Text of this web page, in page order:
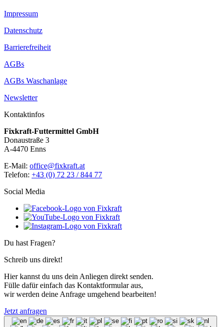
Impressum
Datenschutz
Barrierefreiheit
AGBs
AGBs Waschanlage
Newsletter
Kontaktinfos
Fixkraft-Futtermittel GmbH
Donaustraße 3
A-4470 Enns
E-Mail: office@fixkraft.at
Telefon: +43 (0) 72 23 / 844 77
Social Media
Du hast Fragen?
Schreib uns direkt!
Hier kannst du uns dein Anliegen direkt senden.
Fülle dafür einfach das Kontaktformular aus,
wir werden deine Anfrage umgehend bearbeiten!
Jetzt anfragen